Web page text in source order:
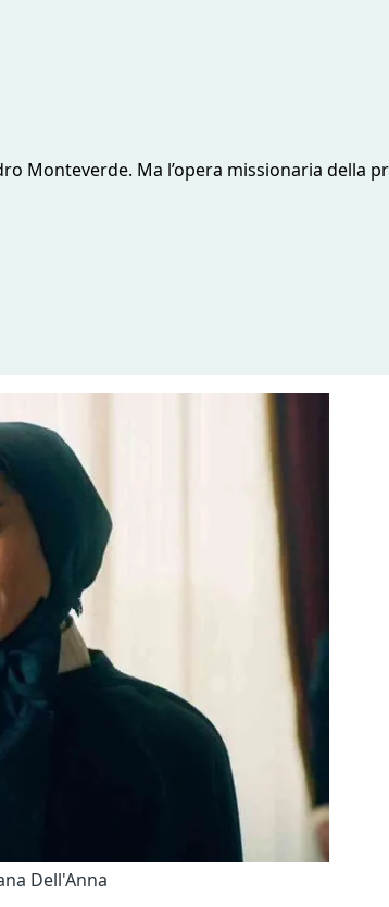
Monteverde. Ma l’opera missionaria della
Dell'Anna